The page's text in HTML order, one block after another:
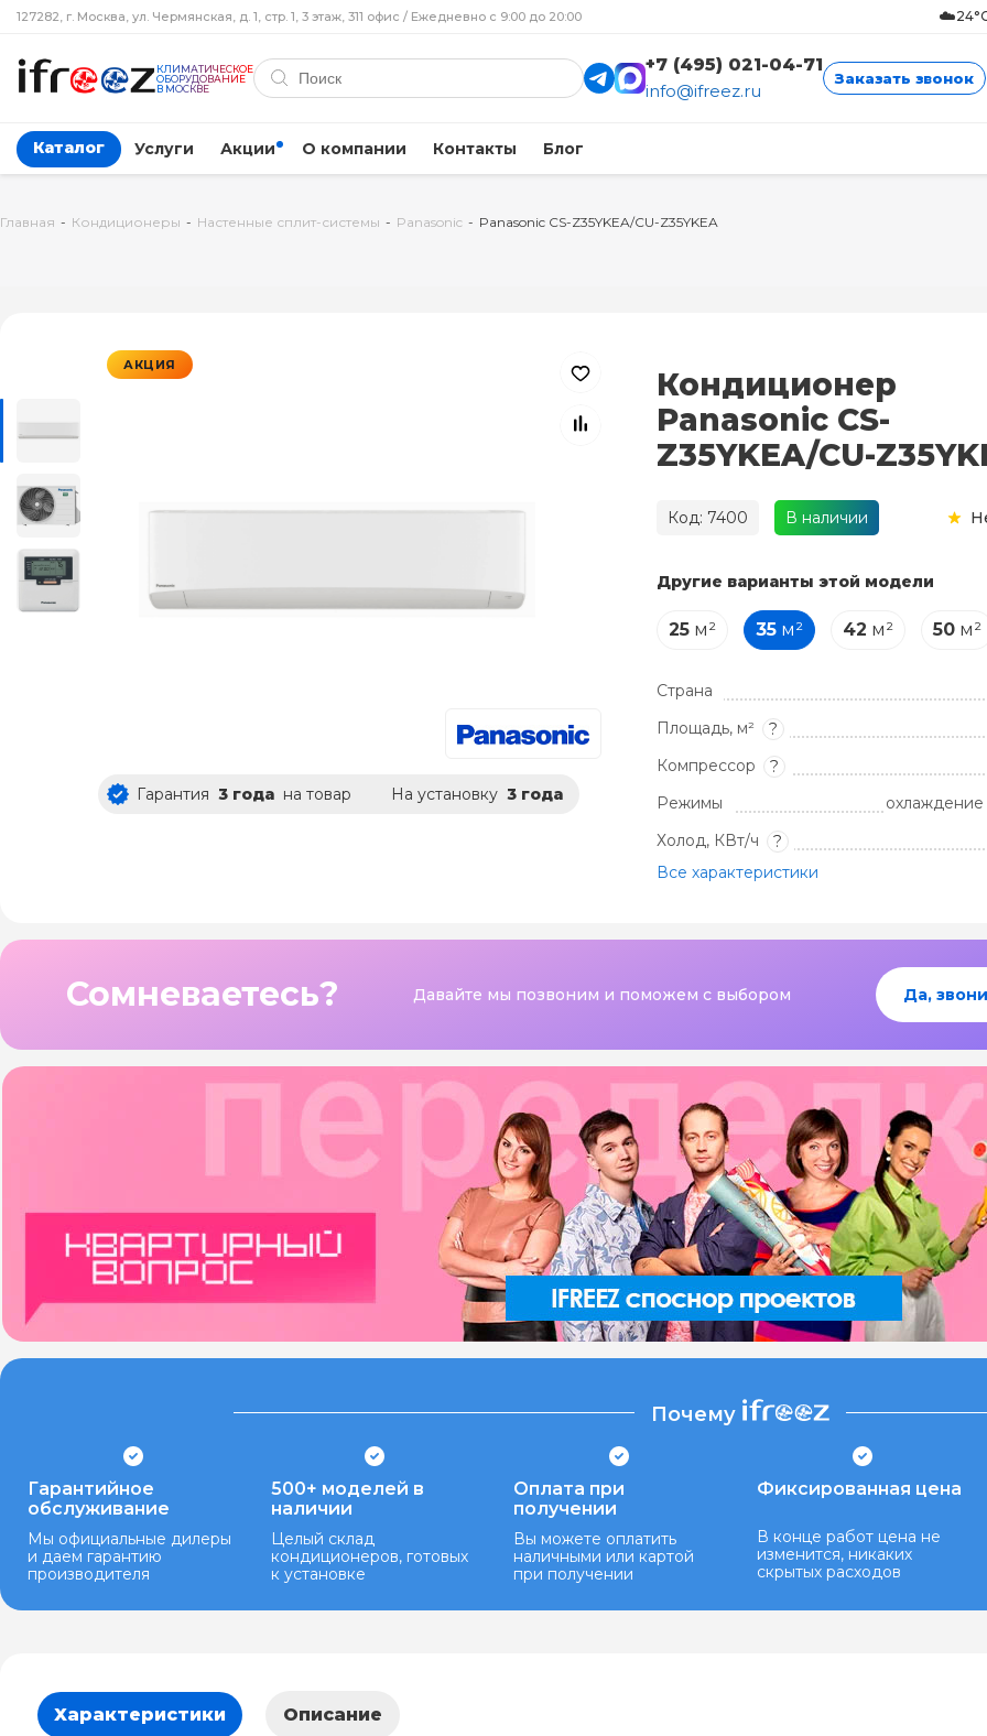
127282, г. Москва, ул. Чермянская, д. 1, стр. 1, 3 этаж, 311 офис / Ежедневно с 9:00 до 20:00 ☁️
КЛИМАТИЧЕСКОЕ
ОБОРУДОВАНИЕ
В МОСКВЕ
+7 (495) 021-04-71
info@ifreez.ru
Заказать звонок
Каталог Услуги Акции О компании Контакты Блог
Главная - Кондиционеры - Настенные сплит-системы - Panasonic - Panasonic CS-Z35YKEA/CU-Z35YKEA
АКЦИЯ
Гарантия 3 года на товар На установку 3 года
Кондиционер
Panasonic CS-
Z35YKEA/CU-
Код: 7400 В наличии
Другие варианты этой модели
25м² 35м² 42 м² 50м²
Страна
Площадь, м²
?
Компрессор
?
Режимы
Холод, КВт/ч
?
Все характеристики
Сомневаетесь? Давайте мы позвоним и поможем с выбором Да,
Почему
Гарантийное
обслуживание
Мы официальные дилеры
и даем гарантию
производителя
500+ моделей в
наличии
Целый склад
кондиционеров, готовых
к установке
Оплата при
получении
Вы можете оплатить
наличными или картой
при получении
Фиксированная цена
В конце работ цена не
изменится, никаких
скрытых расходов
Характеристики Описание